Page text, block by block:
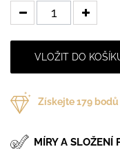
VLOŽIT DO
Získejte179
MÍRY A SLOŽENÍ